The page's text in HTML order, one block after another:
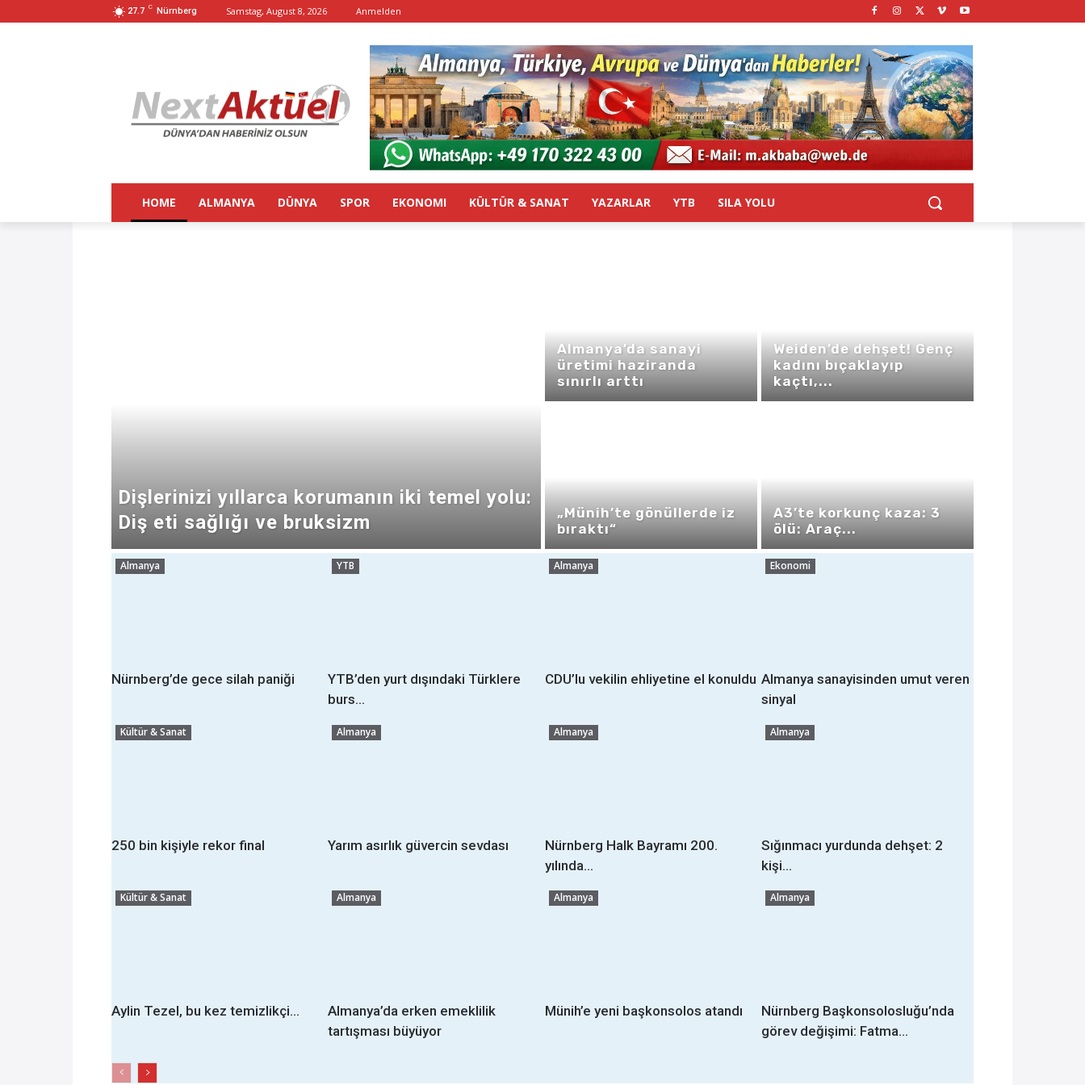
27.7 C Nürnberg Samstag, August 8, 2026 Anmelden
HOME ALMANYA DÜNYA SPOR EKONOMI KÜLTÜR & SANAT YAZARLAR YTB SILA YOLU
Dişlerinizi yıllarca korumanın iki temel yolu:
Diş eti sağlığı ve bruksizm
Almanya’da sanayi
üretimi haziranda
sınırlı arttı
Weiden’de dehşet! Genç
kadını bıçaklayıp
kaçtı,...
„Münih’te gönüllerde iz
bıraktı“
A3’te korkunç kaza: 3
ölü: Araç...
Almanya
Nürnberg’de gece silah paniği
YTB
YTB’den yurt dışındaki Türklere
burs...
Almanya
CDU’lu vekilin ehliyetine el konuldu
Ekonomi
Almanya sanayisinden umut veren
sinyal
Kültür & Sanat
250 bin kişiyle rekor final
Almanya
Yarım asırlık güvercin sevdası
Almanya
Nürnberg Halk Bayramı 200.
yılında...
Almanya
Sığınmacı yurdunda dehşet: 2
kişi...
Kültür & Sanat
Aylin Tezel, bu kez temizlikçi...
Almanya
Almanya’da erken emeklilik
tartışması büyüyor
Almanya
Münih’e yeni başkonsolos atandı
Almanya
Nürnberg Başkonsolosluğu’nda
görev değişimi: Fatma...